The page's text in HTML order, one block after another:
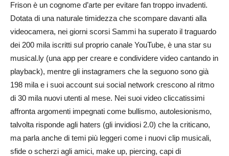
Frison è un cognome d’arte per evitare fan troppo invadenti.
Dotata di una naturale timidezza che scompare davanti alla
videocamera, nei giorni scorsi Sammi ha superato il traguardo
dei 200 mila iscritti sul proprio canale YouTube, è una star su
musical.ly (una app per creare e condividere video cantando in
playback), mentre gli instagramers che la seguono sono già
198 mila e i suoi account sui social network crescono al ritmo
di 30 mila nuovi utenti al mese. Nei suoi video cliccatissimi
affronta argomenti impegnati come bullismo, autolesionismo,
talvolta risponde agli haters (gli invidiosi 2.0) che la criticano,
ma parla anche di temi più leggeri come i nuovi clip musicali,
sfide o scherzi agli amici, make up, piercing, capi di